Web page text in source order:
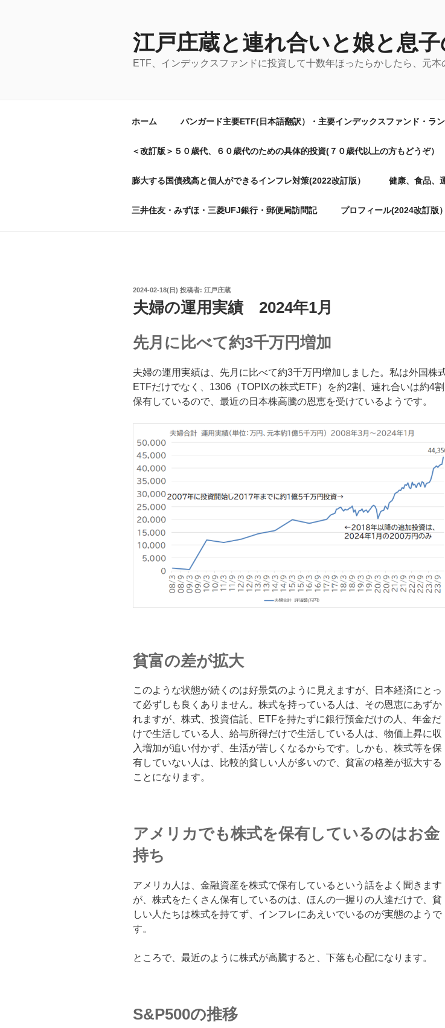
江戸庄蔵と連れ合いと娘と息
ETF、インデックスファンドに投資して十数年ほったらかしたら、元
ホーム バンガード主要ETF(日本語翻訳）・主要インデックスファンド・ラ
＜改訂版＞５０歳代、６０歳代のための具体的投資(７０歳代以上の方もどうぞ）
膨大する国債残高と個人ができるインフレ対策(2022改訂版） 健康、食品、
三井住友・みずほ・三菱UFJ銀行・郵便局訪問記 プロフィール(2024改訂版）
投
日:
2024-02-18(日) 投稿者: 江戸庄蔵
夫婦の運用実績 2024年1月
先月に比べて約3千万円増加
夫婦の運用実績は、先月に比べて約3千万円増加しました。私は外国株
ETFだけでなく、1306（TOPIXの株式ETF）を約2割、連れ合いは約4割
保有しているので、最近の日本株高騰の恩恵を受けているようです。
貧富の差が拡大
このような状態が続くのは好景気のように見えますが、日本経済にとっ
て必ずしも良くありません。株式を持っている人は、その恩恵にあずか
れますが、株式、投資信託、ETFを持たずに銀行預金だけの人、年金だ
けで生活している人、給与所得だけで生活している人は、物価上昇に収
入増加が追い付かず、生活が苦しくなるからです。しかも、株式等を保
有していない人は、比較的貧しい人が多いので、貧富の格差が拡大する
ことになります。
アメリカでも株式を保有しているのはお金
持ち
アメリカ人は、金融資産を株式で保有しているという話をよく聞きます
が、株式をたくさん保有しているのは、ほんの一握りの人達だけで、貧
しい人たちは株式を持てず、インフレにあえいでいるのが実態のようで
す。
ところで、最近のように株式が高騰すると、下落も心配になります。
S&P500の推移